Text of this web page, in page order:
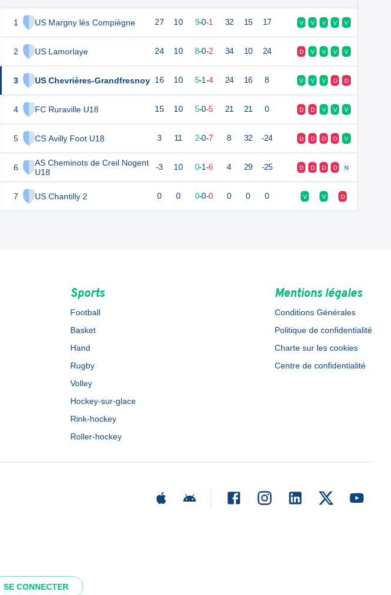
SE CONNECTER
1 US Margny lès Compiègne
2 US Lamorlaye
3 US Chevrières-Grandfresnoy
4 FC Ruraville U18
5 CS Avilly Foot U18
6
AS Cheminots de Creil Nogent
U18
7 US Chantilly 2
27 10 9-0-1 32 15 17 V V V V V
24 10 8-0-2 34 10 24 D V V V V
16 10 5-1-4 24 16 8 V V V D D
15 10 5-0-5 21 21 0 D D V V V
3 11 2-0-7 8 32 -24 D D D D V
-3 10 0-1-6 4 29 -25 D D D D N
0 0 0-0-0 0 0 0 V V D
Sports
Football
Basket
Hand
Rugby
Volley
Hockey-sur-glace
Rink-hockey
Roller-hockey
Mentions légales
Conditions Générales
Politique de confidentialité
Charte sur les cookies
Centre de confidentialité